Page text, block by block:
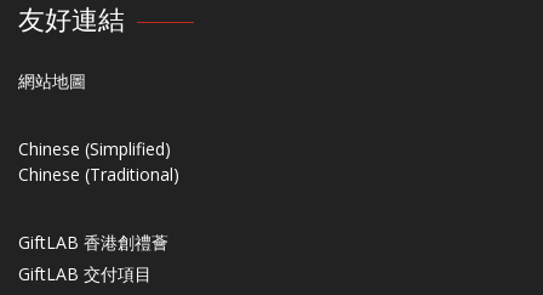
友好連結
網站地圖
Chinese (Simplified)
Chinese (Traditional)
GiftLAB 香港創禮薈
GiftLAB 交付項目